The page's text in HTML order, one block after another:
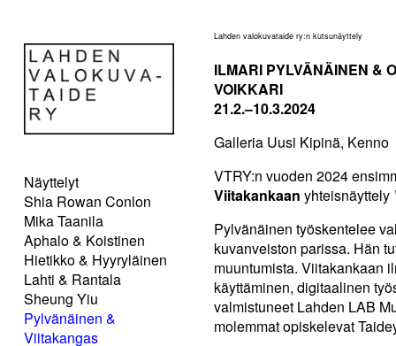
Näyttelyt
Shia Rowan Conlon
Mika Taanila
Aphalo & Koistinen
Hietikko & Hyyryläinen
Lahti & Rantala
Sheung Yiu
Pylvänäinen &
Viitakangas
Lahden valokuvataide ry:n kutsunäyttely
ILMARI PYLVÄNÄINEN &
VOIKKARI
21.2.–10.3.2024
Galleria Uusi Kipinä, Kenno
VTRY:n vuoden 2024
Viitakankaan yhteisnäyttely
Pylvänäinen työskentelee
kuvanveiston parissa. Hän
muuntumista. Viitakankaan
käyttäminen, digitaalinen
valmistuneet Lahden LAB
molemmat opiskelevat